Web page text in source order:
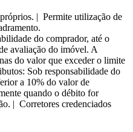
| Permite utilização de
do comprador, até o
avaliação do imóvel. A
do valor que exceder o limite
Sob responsabilidade do
a 10% do valor de
quando o débito for
| Corretores credenciados